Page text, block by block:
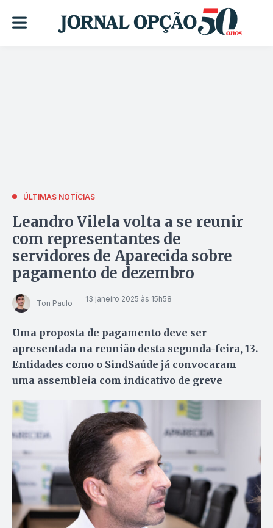
ÚLTIMAS NOTÍCIAS
Leandro Vilela volta a se reunir
com representantes de
servidores de Aparecida sobre
pagamento de dezembro
Ton Paulo 13 janeiro 2025 às 15h58
Uma proposta de pagamento deve ser
apresentada na reunião desta segunda-feira, 13.
Entidades como o SindSaúde já convocaram
uma assembleia com indicativo de greve